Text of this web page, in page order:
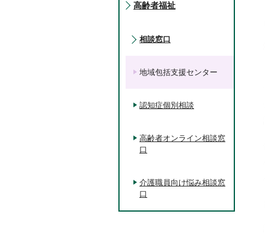
高齢者福祉
相談窓口
地域包括支援センター
認知症個別相談
高齢者オンライン相談窓
口
介護職員向け悩み相談窓
口